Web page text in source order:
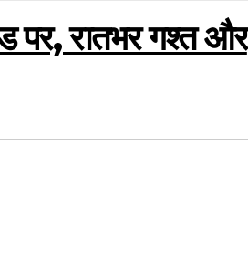
पर, रातभर गश्त और